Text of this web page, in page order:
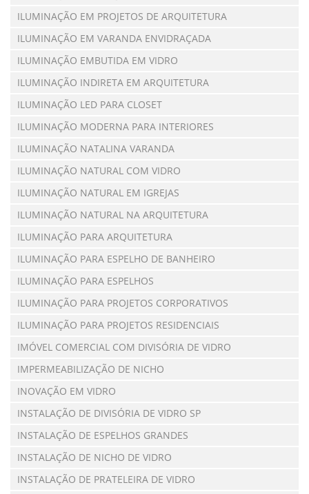
ILUMINAÇÃO EM PROJETOS DE ARQUITETURA
ILUMINAÇÃO EM VARANDA ENVIDRAÇADA
ILUMINAÇÃO EMBUTIDA EM VIDRO
ILUMINAÇÃO INDIRETA EM ARQUITETURA
ILUMINAÇÃO LED PARA CLOSET
ILUMINAÇÃO MODERNA PARA INTERIORES
ILUMINAÇÃO NATALINA VARANDA
ILUMINAÇÃO NATURAL COM VIDRO
ILUMINAÇÃO NATURAL EM IGREJAS
ILUMINAÇÃO NATURAL NA ARQUITETURA
ILUMINAÇÃO PARA ARQUITETURA
ILUMINAÇÃO PARA ESPELHO DE BANHEIRO
ILUMINAÇÃO PARA ESPELHOS
ILUMINAÇÃO PARA PROJETOS CORPORATIVOS
ILUMINAÇÃO PARA PROJETOS RESIDENCIAIS
IMÓVEL COMERCIAL COM DIVISÓRIA DE VIDRO
IMPERMEABILIZAÇÃO DE NICHO
INOVAÇÃO EM VIDRO
INSTALAÇÃO DE DIVISÓRIA DE VIDRO SP
INSTALAÇÃO DE ESPELHOS GRANDES
INSTALAÇÃO DE NICHO DE VIDRO
INSTALAÇÃO DE PRATELEIRA DE VIDRO